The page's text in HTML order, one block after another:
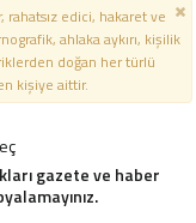
edici, hakaret ve
ahlaka aykırı, kişilik
doğan her türlü
kişiye aittir.
gazete ve haber